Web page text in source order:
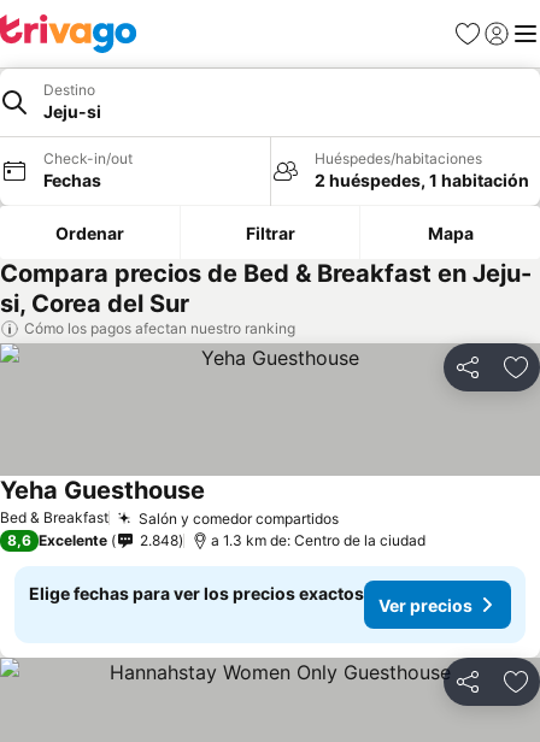
Favoritos
Iniciar
Destino
Jeju-si
Check-in/out
Fechas
Huéspedes/habitaciones
2 huéspedes, 1 habitación
Ordenar Filtrar Mapa
Compara precios de Bed & Breakfast en Jeju-
si, Corea del Sur
Cómo los pagos afectan nuestro ranking
Compartir
Bed & Breakfast Salón y comedor compartidos
Yeha Guesthouse
8,6 Excelente 2.848 a 1.3 km de: Centro de la ciudad
Elige fechas para ver los precios exactos
Ver precios
Compartir